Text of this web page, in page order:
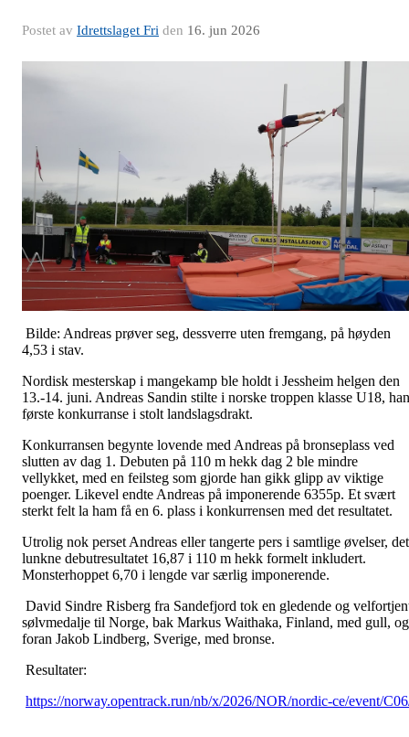
Postet av Idrettslaget Fri den 16. jun 2026
Bilde: Andreas prøver seg, dessverre uten fremgang, på høyden
4,53 i stav.
Nordisk mesterskap i mangekamp ble holdt i Jessheim helgen den
13.-14. juni. Andreas Sandin stilte i norske troppen klasse U18,
første konkurranse i stolt landslagsdrakt.
Konkurransen begynte lovende med Andreas på bronseplass ved
slutten av dag 1. Debuten på 110 m hekk dag 2 ble mindre
vellykket, med en feilsteg som gjorde han gikk glipp av viktige
poenger. Likevel endte Andreas på imponerende 6355p. Et svært
sterkt felt la ham få en 6. plass i konkurrensen med det resultatet.
Utrolig nok perset Andreas eller tangerte pers i samtlige øvelser, det
lunkne debutresultatet 16,87 i 110 m hekk formelt inkludert.
Monsterhoppet 6,70 i lengde var særlig imponerende.
David Sindre Risberg fra Sandefjord tok en gledende og
sølvmedalje til Norge, bak Markus Waithaka, Finland, med gull, og
foran Jakob Lindberg, Sverige, med bronse.
Resultater:
https://norway.opentrack.run/nb/x/2026/NOR/nordic-ce/event/